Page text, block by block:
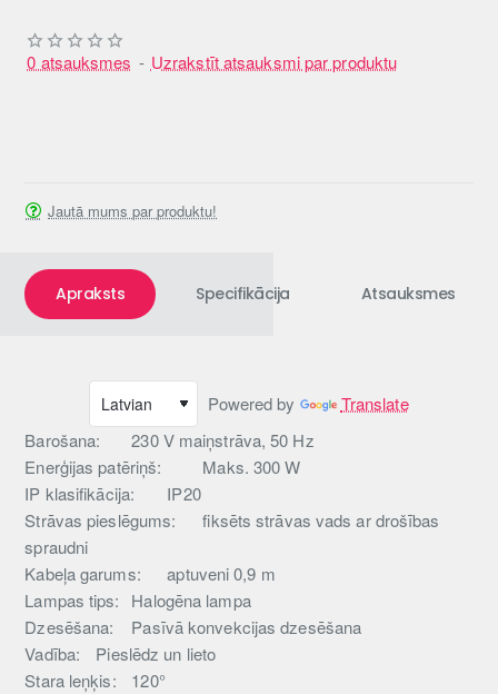
0 atsauksmes - Uzrakstīt atsauksmi par produktu
Jautā mums par produktu!
Apraksts Specifikācija Atsauksmes
Powered by
Translate
Barošana:
230 V maiņstrāva, 50 Hz
Enerģijas patēriņš:
Maks. 300 W
IP klasifikācija:
IP20
Strāvas pieslēgums:
fiksēts strāvas vads ar drošības
spraudni
Kabeļa garums:
aptuveni 0,9 m
Lampas tips:
Halogēna lampa
Dzesēšana:
Pasīvā konvekcijas dzesēšana
Vadība:
Pieslēdz un lieto
Stara leņķis:
120°